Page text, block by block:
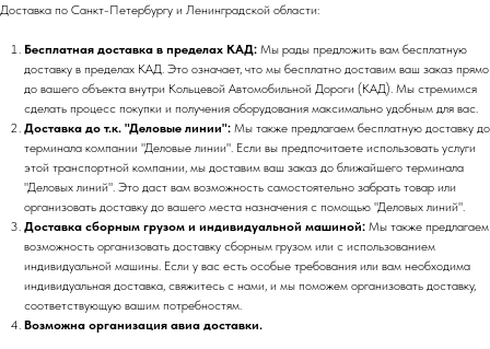
Доставка по Санкт-Петербургу и Ленинградской области:
Бесплатная доставка в пределах КАД: Мы рады предложить вам бесплатную
доставку в пределах КАД. Это означает, что мы бесплатно доставим ваш заказ прямо
до вашего объекта внутри Кольцевой Автомобильной Дороги (КАД). Мы стремимся
сделать процесс покупки и получения оборудования максимально удобным для вас.
Доставка до т.к. "Деловые линии": Мы также предлагаем бесплатную доставку до
терминала компании "Деловые линии". Если вы предпочитаете использовать услуги
этой транспортной компании, мы доставим ваш заказ до ближайшего терминала
"Деловых линий". Это даст вам возможность самостоятельно забрать товар или
организовать доставку до вашего места назначения с помощью "Деловых линий".
Доставка сборным грузом и индивидуальной машиной: Мы также предлагаем
возможность организовать доставку сборным грузом или с использованием
индивидуальной машины. Если у вас есть особые требования или вам необходима
индивидуальная доставка, свяжитесь с нами, и мы поможем организовать доставку,
соответствующую вашим потребностям.
Возможна организация авиа доставки.